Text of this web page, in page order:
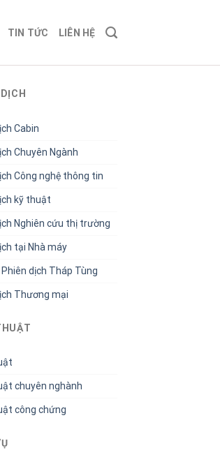
TIN TỨC LIÊN HỆ
Cabin
Chuyên Ngành
Công nghệ thông tin
kỹ thuật
Nghiên cứu thị trường
tại Nhà máy
Phiên dịch Tháp Tùng
Thương mại
chuyên nghành
công chứng